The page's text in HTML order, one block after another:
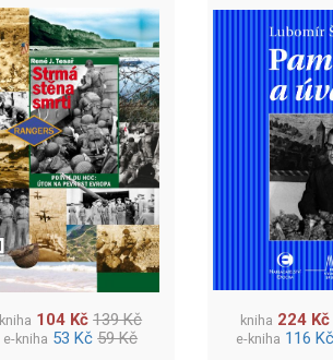
kniha 104 Kč 139 Kč
e-kniha 53 Kč 59 Kč
kniha 224 Kč
e-kniha 116 Kč